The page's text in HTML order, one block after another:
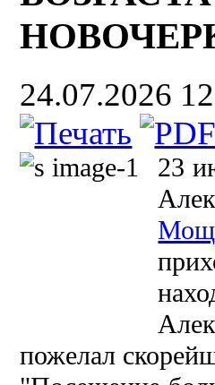
24.07.2026
23
пожелал